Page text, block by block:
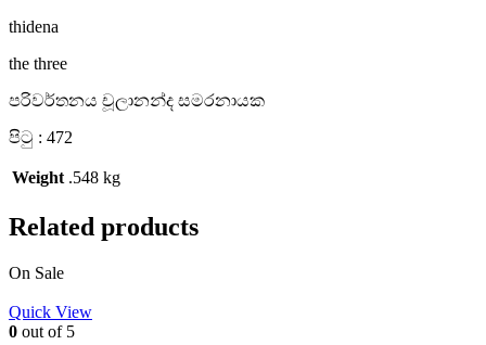
thidena
the three
පරිවර්තනය චූලානන්ද සමරනායක
පිටු : 472
Weight .548 kg
Related products
On Sale
Quick View
0 out of 5